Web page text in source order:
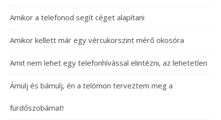
Amikor a telefonod segít céget alapítani
Amikor kellett már egy vércukorszint mérő okosóra
Amit nem lehet egy telefonhívással elintézni, az lehetetlen
Ámulj és bámulj, én a telómon terveztem meg a
fürdőszobámat!